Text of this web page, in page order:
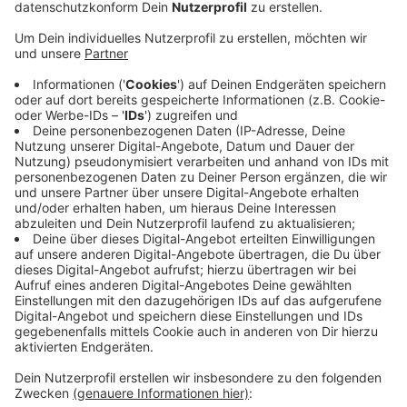
Anzeige
Die Vereinbarung sieht unter anderem verbindliche
Regelungen zum Umgang mit Polizeieinsätzen vor, bei
denen eine Kindeswohlgefährdung nicht
ausgeschlossen werden kann. Außerdem wollen sich
die Beamten untereinander stärker austauschen: Zum
Beispiel in Form von regelmäßigen Treffen. Aber auch
mit gegenseitigen Hospitanzen, um die Arbeit der
jeweils anderen Seite transparent und nachvollziehbar
zu machen. Mit der gemeinsamen Vereinbarung werde
die Zusammenarbeit von Polizei und Jugendämtern
erleichtert. Davon würden am Ende auch die Jüngsten
bei uns im Kreis Mettmann profitieren - nämlich Kinder
und Jugendliche, so Landrat Thomas Hendele.
Anzeige